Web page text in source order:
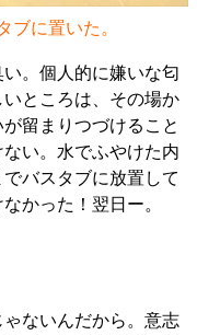
ブに置いた。
。個人的に嫌いな匂
ところは、その場か
留まりつづけること
い。水でふやけた内
バスタブに放置して
かった！翌日ー。
ないんだから。意志